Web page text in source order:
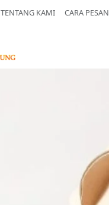
TENTANG KAMI CARA PESAN